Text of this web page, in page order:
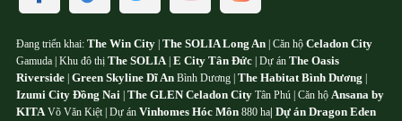
Đang triển khai: The Win City The SOLIA Long An | Căn hộ Celadon City
Gamuda | Khu đô thị The SOLIA| E City Tân Đức | Dự án The Oasis
Riverside Green Skyline Dĩ An Bình Dương | The Habitat Bình Dương
Izumi City Đồng Nai The GLEN Celadon City Tân Phú | Căn hộ Ansana by
KITAVõ Văn Kiệt | Dự án Vinhomes Hóc Môn 880 ha Dự án Dragon Eden